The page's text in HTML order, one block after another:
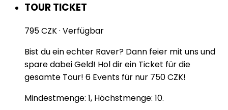
TOUR TICKET
795 CZK· Verfügbar
Bist du ein echter Raver? Dann feier mit uns und
spare dabei Geld! Hol dir ein Ticket für die
gesamte Tour! 6 Events für nur 750 CZK!
Mindestmenge: 1, Höchstmenge: 10.